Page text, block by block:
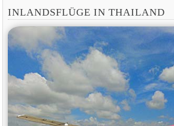
INLANDSFLÜGE IN THAILAND